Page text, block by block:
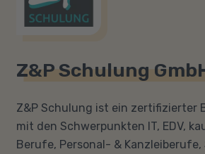
Z&P Schulung
Z&P Schulung ist ein zertifizierter
mit den Schwerpunkten IT, EDV,
Berufe, Personal- &